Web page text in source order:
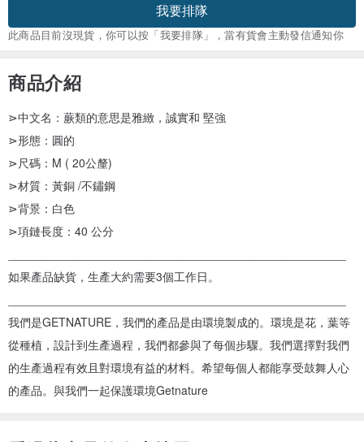
我要排隊
此商品目前沒現貨，你可以按「我要排隊」，當有貨會主動發信通知你
商品介紹
⋗中文名：蕨類的意思是雅緻，誠實和 堅強
⋗形態：圓的
⋗尺碼：M ( 20公釐)
⋗材質：黃銅 /不鏽鋼
⋗背景：白色
⋗項鏈長度：40 公分
如果產品缺貨，生產大約需要3個工作日。
我們是GETNATURE，我們的產品是由環境製成的。環境是花，葉等
從種植，設計到生產過程，我們都參與了每個步驟。我們選擇對我們
的生產過程有效且對環境有益的材料。希望每個人都能享受鼓舞人心
的產品。與我們一起保護環境Getnature